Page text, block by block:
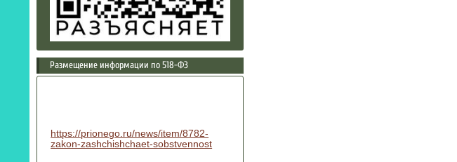
Размещение информации по 518-ФЗ
https://prionego.ru/news/item/8782-
zakon-zashchishchaet-sobstvennost